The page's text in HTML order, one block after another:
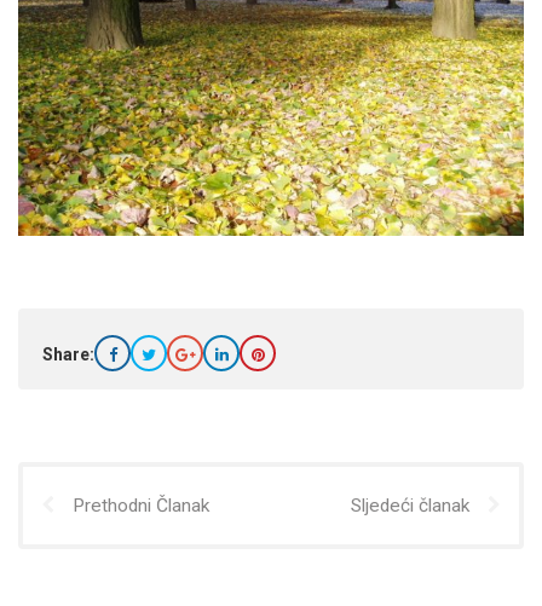
Share:
Prethodni Članak Sljedeći članak